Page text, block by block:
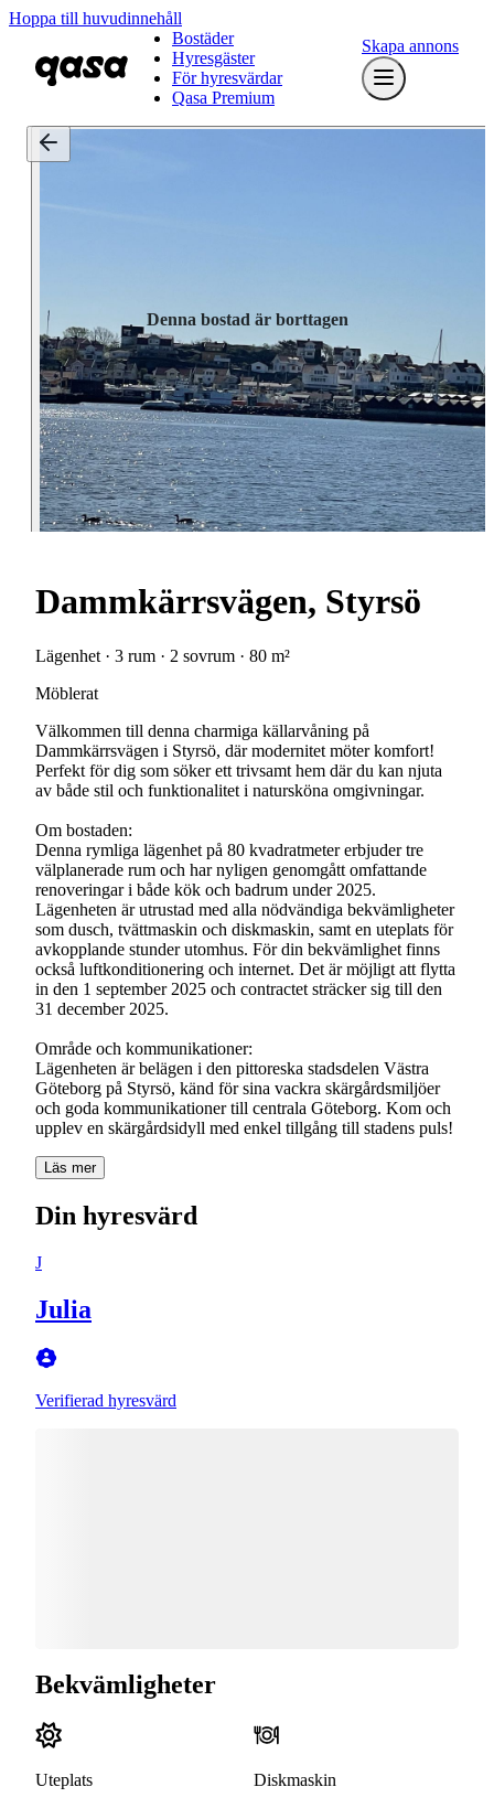
Hoppa till huvudinnehåll
Bostäder
Hyresgäster
För hyresvärdar
Qasa Premium
Skapa annons
Denna bostad är borttagen
Dammkärrsvägen, Styrsö
Lägenhet · 3 rum · 2 sovrum · 80 m²
Möblerat
Välkommen till denna charmiga källarvåning på
Dammkärrsvägen i Styrsö, där modernitet möter komfort!
Perfekt för dig som söker ett trivsamt hem där du kan njuta
av både stil och funktionalitet i natursköna omgivningar.
Om bostaden:
Denna rymliga lägenhet på 80 kvadratmeter erbjuder tre
välplanerade rum och har nyligen genomgått omfattande
renoveringar i både kök och badrum under 2025.
Lägenheten är utrustad med alla nödvändiga bekvämligheter
som dusch, tvättmaskin och diskmaskin, samt en uteplats för
avkopplande stunder utomhus. För din bekvämlighet finns
också luftkonditionering och internet. Det är möjligt att flytta
in den 1 september 2025 och contractet sträcker sig till den
31 december 2025.
Område och kommunikationer:
Lägenheten är belägen i den pittoreska stadsdelen Västra
Göteborg på Styrsö, känd för sina vackra skärgårdsmiljöer
och goda kommunikationer till centrala Göteborg. Kom och
upplev en skärgårdsidyll med enkel tillgång till stadens puls!
Läs mer
Din hyresvärd
J
Julia
Verifierad hyresvärd
Bekvämligheter
Uteplats Diskmaskin